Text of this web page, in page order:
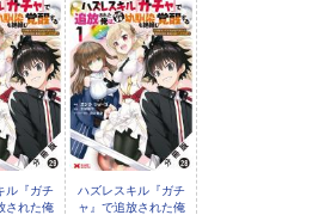
ル『ガチ
された俺
ハズレスキル『ガチ
ャ』で追放された俺